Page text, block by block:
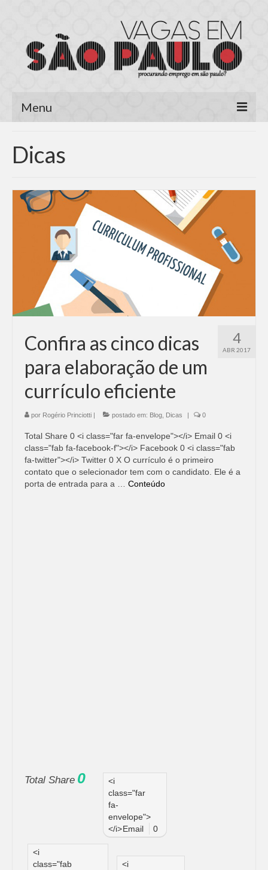
Menu
Área do Candidato
Cadastrar Currículo
Meus Currículos
Vagas no E-mail
Área do Empregador
Adicionar vagas
Pesquisar Currículos
Minhas vagas
Painel de Vagas
Fale Conosco
Dicas
4
ABR 2017
Confira as cinco dicas
para elaboração de um
currículo eficiente
por Rogério Princiotti | postado em: Blog Dicas | 0
Total Share 0 <i class="far fa-envelope"></i> Email 0 <i
class="fab fa-facebook-f"></i> Facebook 0 <i class="fab
fa-twitter"></i> Twitter 0 X O currículo é o primeiro
contato que o selecionador tem com o candidato. Ele é a
porta de entrada para a … Conteúdo
Total Share 0
<i
class="far
fa-
envelope">
</i>Email 0
<i
class="fab
<i